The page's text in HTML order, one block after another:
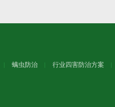
螨虫防治 行业四害防治方案